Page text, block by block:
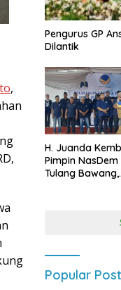
,
Pengurus GP
Dilantik
H. Juanda
Pimpin NasDem
Tulang Bawang,
Popular Post